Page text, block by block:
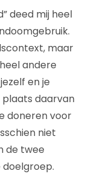
deed mij heel
maar
andere
en je
daarvan
doneren voor
niet
de twee